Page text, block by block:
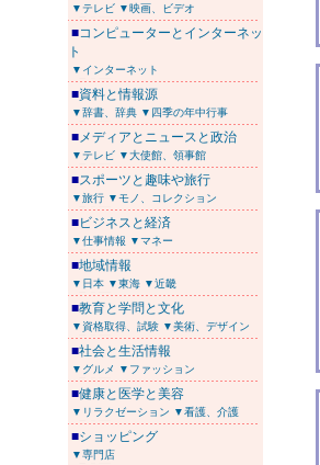
▼テレビ ▼映画、ビデオ
■コンピューターとインターネッ
ト
▼インターネット
■資料と情報源
▼辞書、辞典 ▼四季の年中行事
■メディアとニュースと政治
▼テレビ ▼大使館、領事館
■スポーツと趣味や旅行
▼旅行 ▼モノ、コレクション
■ビジネスと経済
▼仕事情報 ▼マネー
■地域情報
▼日本 ▼東海 ▼近畿
■教育と学問と文化
▼資格取得、試験 ▼美術、デザイン
■社会と生活情報
▼グルメ ▼ファッション
■健康と医学と美容
▼リラクゼーション ▼看護、介護
■ショッピング
▼専門店